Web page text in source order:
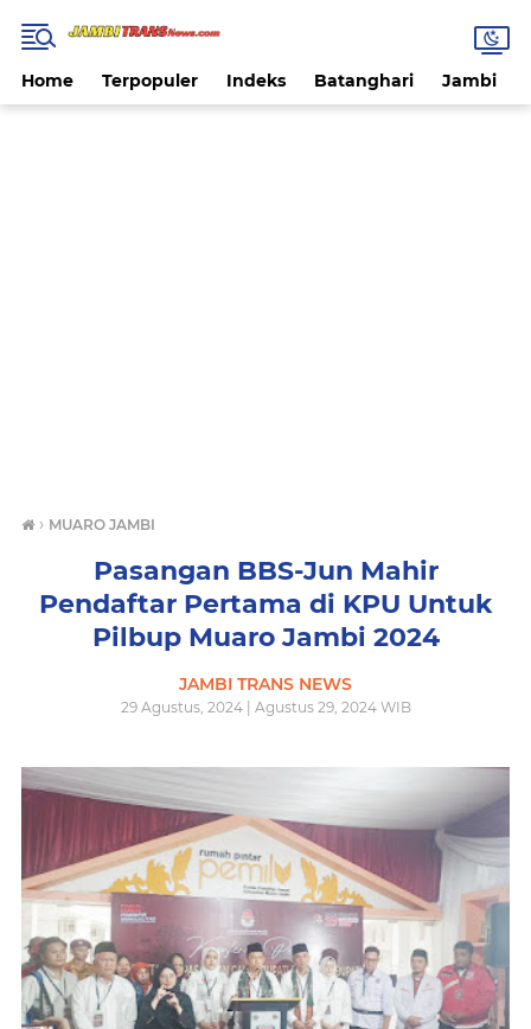
Home Terpopuler Indeks Batanghari Jambi
› MUARO JAMBI
Pasangan BBS-Jun Mahir
Pendaftar Pertama di KPU Untuk
Pilbup Muaro Jambi 2024
JAMBI TRANS NEWS
29 Agustus, 2024 | Agustus 29, 2024 WIB